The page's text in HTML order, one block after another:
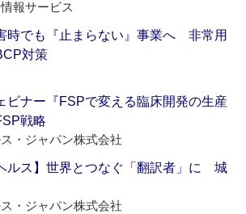
報サービス
時でも『止まらない』事業へ 非常用
対策
ビナー『FSPで変える臨床開発の生産
戦略
・ジャパン株式会社
ルス】世界とつなぐ「翻訳者」に 城
・ジャパン株式会社